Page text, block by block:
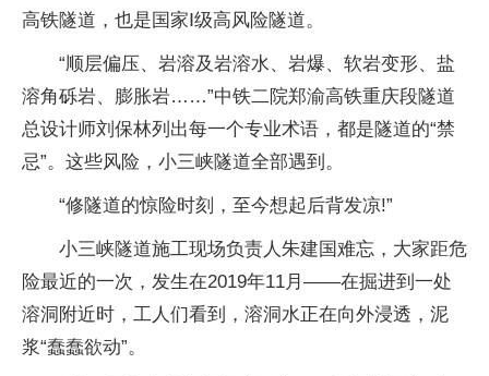
高铁隧道，也是国家Ⅰ级高风险隧道。
“顺层偏压、岩溶及岩溶水、岩爆、软岩变形、盐
溶角砾岩、膨胀岩……”中铁二院郑渝高铁重庆段隧道
总设计师刘保林列出每一个专业术语，都是隧道的“禁
忌”。这些风险，小三峡隧道全部遇到。
“修隧道的惊险时刻，至今想起后背发凉!”
小三峡隧道施工现场负责人朱建国难忘，大家距危
险最近的一次，发生在2019年11月——在掘进到一处
溶洞附近时，工人们看到，溶洞水正在向外浸透，泥
浆“蠢蠢欲动”。